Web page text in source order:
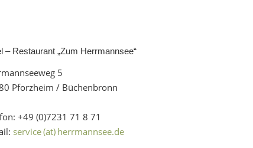
– Restaurant „Zum Herrmannsee“
5
Pforzheim / Büchenbronn
+49 (0)7231 71 8 71
service (at) herrmannsee.de